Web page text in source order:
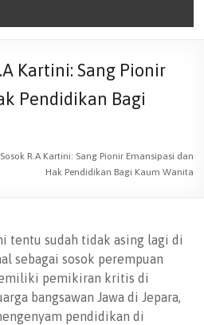
Kartini: Sang Pionir
Pendidikan Bagi
R.A Kartini: Sang Pionir Emansipasi dan
Hak Pendidikan Bagi Kaum Wanita
tentu sudah tidak asing lagi di
sebagai sosok perempuan
pemikiran kritis di
bangsawan Jawa di Jepara,
pendidikan di